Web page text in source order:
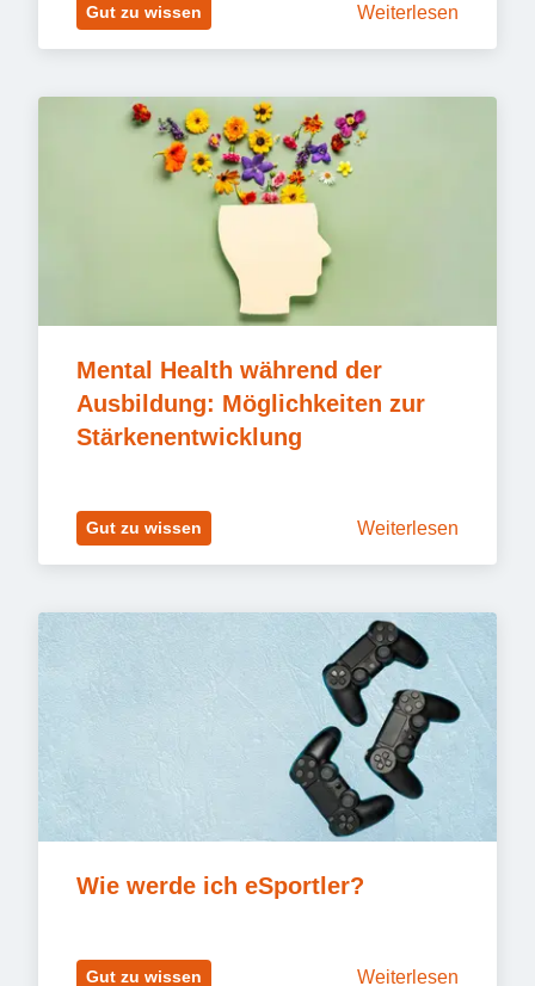
Gut zu wissen Weiterlesen
Mental Health während der
Ausbildung: Möglichkeiten zur
Stärkenentwicklung
Gut zu wissen Weiterlesen
Wie werde ich eSportler?
Gut zu wissen Weiterlesen